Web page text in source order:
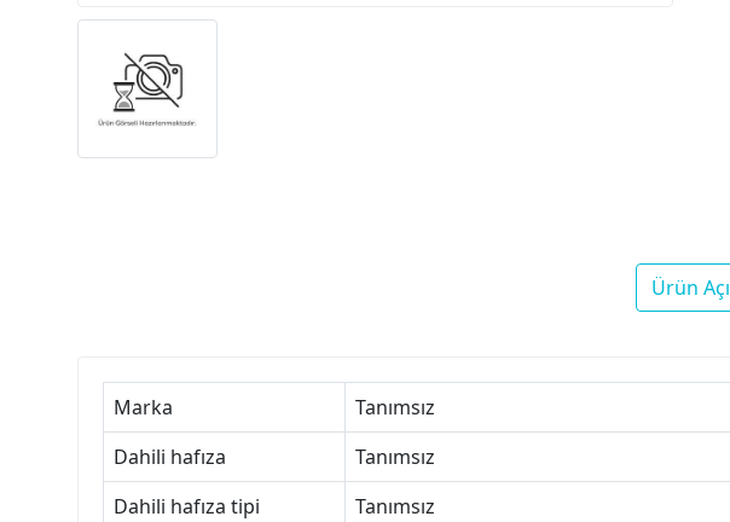
Ürün
Marka
Tanımsız
Dahili hafıza
Tanımsız
Dahili hafıza tipi
Tanımsız